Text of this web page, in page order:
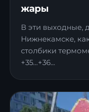
жары
В эти выходные,
Нижнекамске,
столбики
+35…+36...